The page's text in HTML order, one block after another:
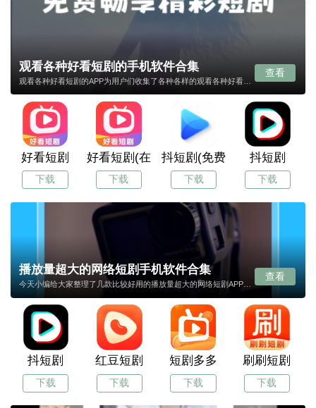
观看各种好看短剧的手机软件合集
观看各种好看短剧的APP为用户们收集了各种各样的观看各种好看短剧的APP，在本合集页面中，可让您下载到想要的观看各种好看短剧的APP，赶紧收藏本页面吧，我们会持续更新观看各种好看短剧的每一个APP的最新版本，让您享受到最新的APP。
查看
好看短剧
下载
好看短剧(在线观看)
下载
抖短剧(免费短剧)
下载
抖短剧
下载
播放量超大的网络短剧手机软件合集
今天小编给大家整理了几款比较好用的播放量超大的网络短剧APP合集，每款APP画面都制作精美，功能强大，操作简单易上手，且适合所有年龄阶段的用户们，有需要播放量超大的网络短剧APP合集的小伙伴就来下载使用吧！
查看
抖短剧
下载
红豆短剧
下载
短剧多多
下载
刷刷短剧
下载